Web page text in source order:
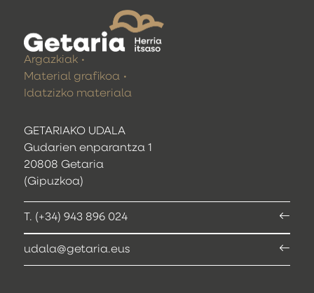
GETARIAKO UDALA
Gudarien enparantza 1
20808 Getaria
(Gipuzkoa)
T. (+34) 943 896 024
udala@getaria.eus
Argazkiak
Material grafikoa
Idatzizko materiala